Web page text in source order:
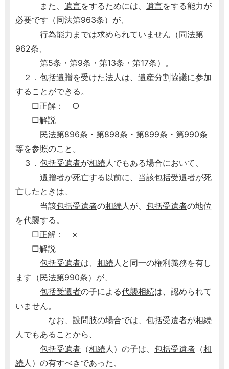
また、 遺言をするためには、 遺言をする能力が
必要です（同法第963条）が、
行為能力までは求められていません（同法第
962条、
第5条・第9条・第13条・第17条）。
２．包括遺贈を受けた法人は、 遺産分割協議に参加
することができる。
□正解： ○
□解説
民法第896条・第898条・第899条・第990条
等を参照のこと。
３． 包括受遺者が相続人でもある場合において、
遺贈者が死亡する以前に、当該包括受遺者が死
亡したときは、
当該包括受遺者の相続人が、 包括受遺者の地位
を代襲する。
□正解： ×
□解説
包括受遺者は、 相続人と同一の権利義務を有し
ます（民法第990条）が、
包括受遺者の子による代襲相続は、認められて
いません。
なお、設問肢の場合では、 包括受遺者が相続
人でもあることから、
包括受遺者 （相続人）の子は、 包括受遺者 （相
続人）の有すべきであった、